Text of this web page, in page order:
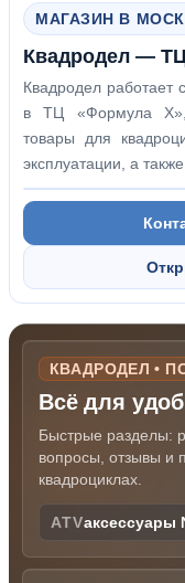
МАГАЗИН В
Квадродел —
Квадродел работает
в ТЦ «Формула Х»,
товары для
эксплуатации, а также
КВАДРОДЕЛ •
Всё для
Быстрые разделы:
вопросы, отзывы и
квадроциклах.
ATV